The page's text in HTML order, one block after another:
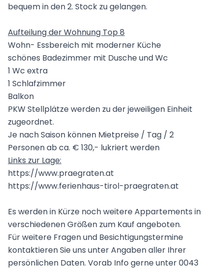
bequem in den 2. Stock zu gelangen.
Aufteilung der Wohnung Top 8
Wohn- Essbereich mit moderner Küche
schönes Badezimmer mit Dusche und Wc
1 Wc extra
1 Schlafzimmer
Balkon
PKW Stellplätze werden zu der jeweiligen Einheit
zugeordnet.
Je nach Saison können Mietpreise / Tag / 2
Personen ab ca. € 130,- lukriert werden
Links zur Lage:
https://www.praegraten.at
https://www.ferienhaus-tirol-praegraten.at
Es werden in Kürze noch weitere Appartements in
verschiedenen Größen zum Kauf angeboten.
Für weitere Fragen und Besichtigungstermine
kontaktieren Sie uns unter Angaben aller Ihrer
persönlichen Daten. Vorab Info gerne unter 0043